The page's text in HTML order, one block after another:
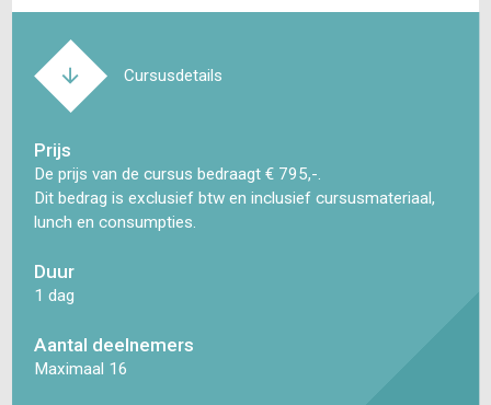
Cursusdetails
Prijs
De prijs van de cursus bedraagt € 795,-.
Dit bedrag is exclusief btw en inclusief cursusmateriaal,
lunch en consumpties.
Duur
1 dag
Aantal deelnemers
Maximaal 16